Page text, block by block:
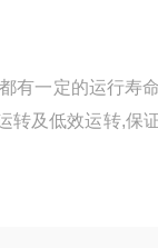
有一定的运行寿
转及低效运转,保